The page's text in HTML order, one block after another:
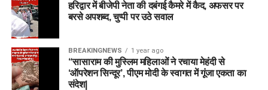
हरिद्वार में बीजेपी नेता की दबंगई कैमरे में कैद, अफसर पर
बरसे अपशब्द, चुप्पी पर उठे सवाल
BREAKINGNEWS 1 year ago
“सासाराम की मुस्लिम महिलाओं ने रचाया मेहंदी से
‘ऑपरेशन सिन्दूर’, पीएम मोदी के स्वागत में गूंजा एकता का
संदेश|